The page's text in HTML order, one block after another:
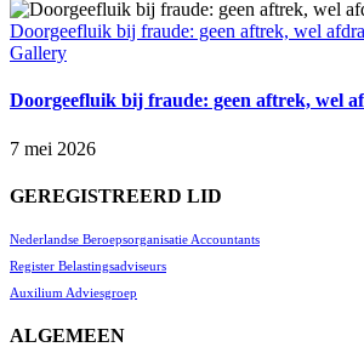
Doorgeefluik bij fraude: geen aftrek, wel
Gallery
Doorgeefluik bij fraude: geen aftrek, wel
7 mei 2026
GEREGISTREERD LID
Nederlandse Beroepsorganisatie Accountants
Register Belastingsadviseurs
Auxilium Adviesgroep
ALGEMEEN